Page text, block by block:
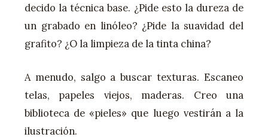
decido la técnica base. ¿Pide esto la dureza de
un grabado en linóleo? ¿Pide la suavidad del
grafito? ¿O la limpieza de la tinta china?
A menudo, salgo a buscar texturas. Escaneo
telas, papeles viejos, maderas. Creo una
biblioteca de «pieles» que luego vestirán a la
ilustración.